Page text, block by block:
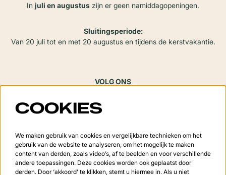
In juli en augustus zijn er geen namiddagopeningen.
Sluitingsperiode:
Van 20 juli tot en met 20 augustus en tijdens de kerstvakantie.
VOLG ONS
Meld je aan voor de nieuwsbrief
COOKIES
We maken gebruik van cookies en vergelijkbare technieken om het
gebruik van de website te analyseren, om het mogelijk te maken
content van derden, zoals video’s, af te beelden en voor verschillende
andere toepassingen. Deze cookies worden ook geplaatst door
derden. Door ‘akkoord’ te klikken, stemt u hiermee in. Als u niet